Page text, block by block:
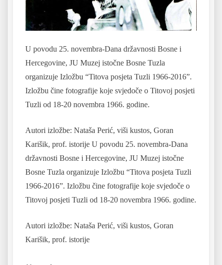
U povodu 25. novembra-Dana državnosti Bosne i
Hercegovine, JU Muzej istočne Bosne Tuzla
organizuje Izložbu “Titova posjeta Tuzli 1966-2016”.
Izložbu čine fotografije koje svjedoče o Titovoj posjeti
Tuzli od 18-20 novembra 1966. godine.
Autori izložbe: Nataša Perić, viši kustos, Goran
Karišik, prof. istorije U povodu 25. novembra-Dana
državnosti Bosne i Hercegovine, JU Muzej istočne
Bosne Tuzla organizuje Izložbu “Titova posjeta Tuzli
1966-2016”. Izložbu čine fotografije koje svjedoče o
Titovoj posjeti Tuzli od 18-20 novembra 1966. godine.
Autori izložbe: Nataša Perić, viši kustos, Goran
Karišik, prof. istorije